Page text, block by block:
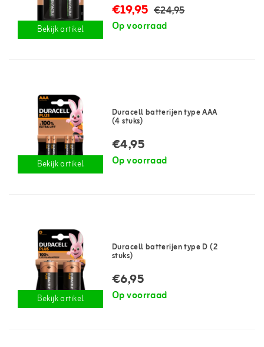
Bekijk artikel
€19,95 €24,95
Op voorraad
Bekijk artikel
Duracell batterijen type AAA
(4 stuks)
€4,95
Op voorraad
Bekijk artikel
Duracell batterijen type D (2
stuks)
€6,95
Op voorraad